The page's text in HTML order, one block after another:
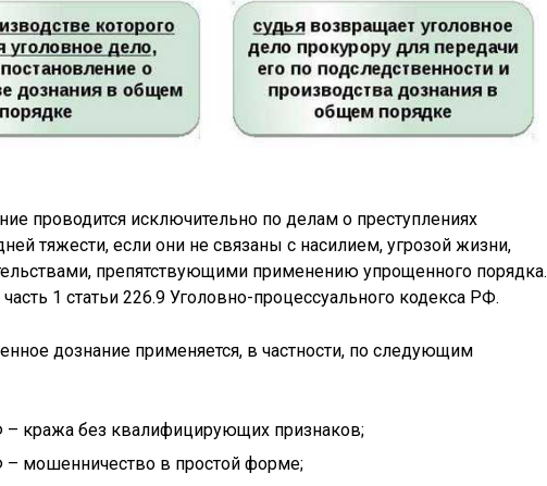
проводится исключительно по делам о преступлениях
тяжести, если они не связаны с насилием, угрозой жизни,
препятствующими применению упрощенного порядка.
1 статьи 226.9 Уголовно-процессуального кодекса РФ.
дознание применяется, в частности, по следующим
– кража без квалифицирующих признаков;
– мошенничество в простой форме;